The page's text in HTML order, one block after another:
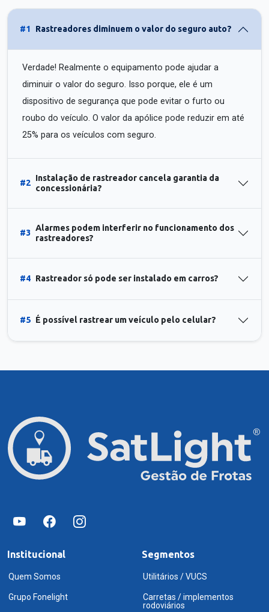
#1 Rastreadores diminuem o valor do seguro auto?
Verdade! Realmente o equipamento pode ajudar a
diminuir o valor do seguro. Isso porque, ele é um
dispositivo de segurança que pode evitar o furto ou
roubo do veículo. O valor da apólice pode reduzir em até
25% para os veículos com seguro.
#2
Instalação de rastreador cancela garantia da
concessionária?
#3
Alarmes podem interferir no funcionamento dos
rastreadores?
#4 Rastreador só pode ser instalado em carros?
#5 É possível rastrear um veículo pelo celular?
Institucional
Quem Somos
Grupo Fonelight
Segmentos
Utilitários / VUCS
Carretas / implementos
rodoviários